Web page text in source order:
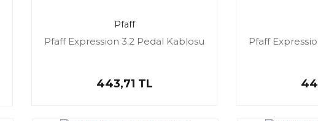
Pfaff
Pfaff Expression 3.2 Pedal Kablosu
443,71 TL
Pfaff